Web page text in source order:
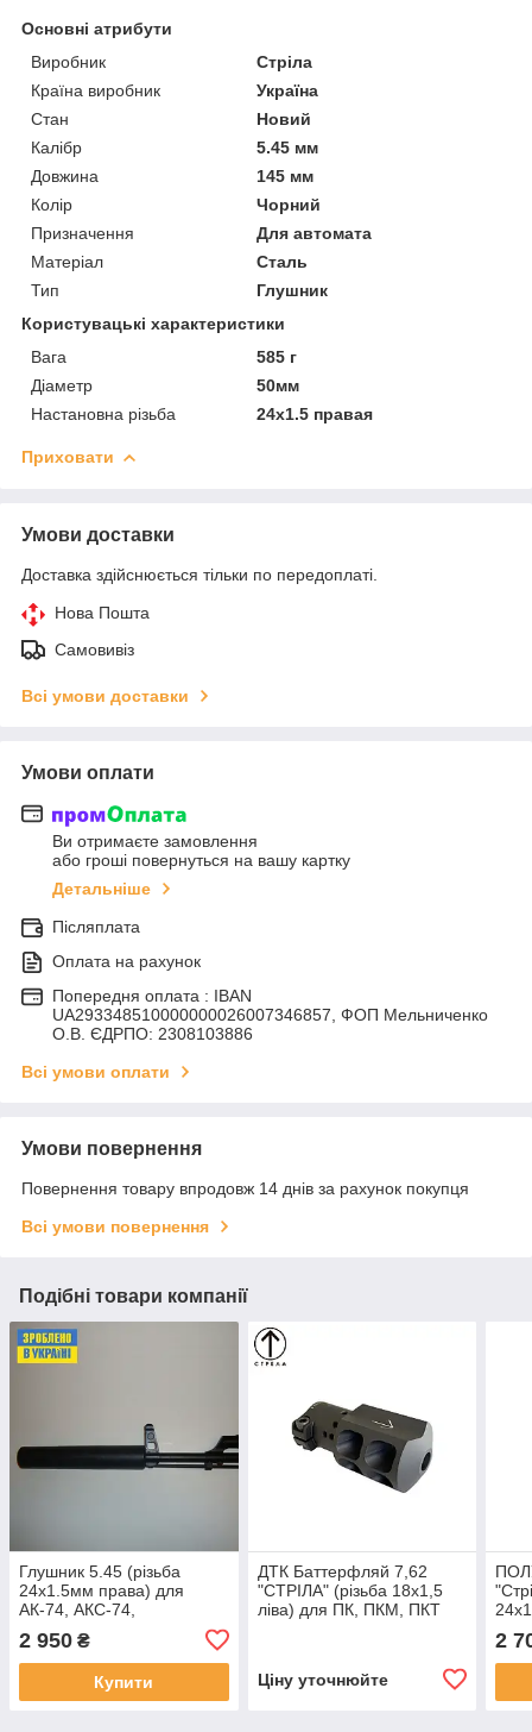
Основні атрибути
Виробник
Стріла
Країна виробник
Україна
Стан
Новий
Калібр
5.45 мм
Довжина
145 мм
Колір
Чорний
Призначення
Для автомата
Матеріал
Сталь
Тип
Глушник
Користувацькі характеристики
Вага
585 г
Діаметр
50мм
Настановна різьба
24х1.5 правая
Приховати
Умови доставки
Доставка здійснюється тільки по передоплаті.
Нова Пошта
Самовивіз
Всі умови доставки
Умови оплати
Ви отримаєте замовлення
або гроші повернуться на вашу картку
Детальніше
Післяплата
Оплата на рахунок
Попередня оплата : IBAN
UA293348510000000026007346857, ФОП Мельниченко
О.В. ЄДРПО: 2308103886
Всі умови оплати
Умови повернення
Повернення товару впродовж 14 днів за рахунок покупця
Всі умови повернення
Подібні товари компанії
Глушник 5.45 (різьба
24х1.5мм права) для
АК-74, АКС-74,
АКС74У(АКСУ, АКСУ74),
Вулкан-ТК.
2 950 ₴
Купити
ДТК Баттерфляй 7,62
"СТРІЛА" (різьба 18х1,5
ліва) для ПК, ПКМ, ПКТ
Ціну уточнюйте
2